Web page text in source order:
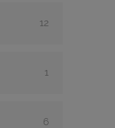
12
1
6